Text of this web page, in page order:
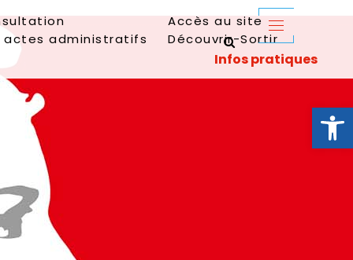
Ouvrir
actes administratifs
Accès au site
Découvrir-Sortir